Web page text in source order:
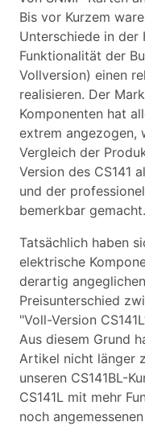
Bis vor Kurzem
Unterschiede in
Funktionalität der
Vollversion) einen
realisieren. Der
Komponenten hat
extrem angezogen,
Vergleich der
Version des CS141
und der
bemerkbar gemacht.
Tatsächlich haben
elektrische
derartig
Preisunterschied
"Voll-Version
Aus diesem Grund
Artikel nicht länger
unseren CS141BL-
CS141L mit mehr
noch